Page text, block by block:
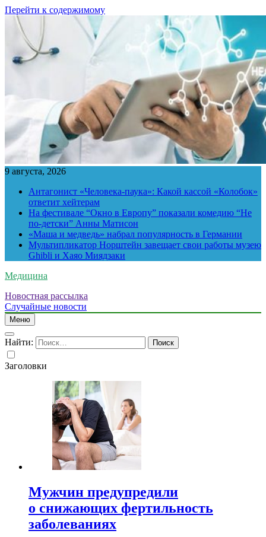
Перейти к содержимому
9 августа, 2026
Антагонист «Человека-паука»: Какой кассой «Колобок»
ответит хейтерам
На фестивале “Окно в Европу” показали комедию “Не
по-детски” Анны Матисон
«Маша и медведь» набрал популярность в Германии
Мультипликатор Норштейн завещает свои работы музею
Ghibli и Хаяо Миядзаки
Медицина
Новостная рассылка
Случайные новости
Меню
Найти:
Заголовки
Мужчин предупредили
о снижающих фертильность
заболеваниях